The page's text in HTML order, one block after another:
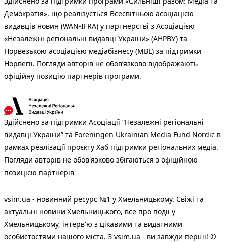
Демократія», що реалізується Всесвітньою асоціацією
видавців новин (WAN-IFRA) у партнерстві з Асоціацією
«Незалежні регіональні видавці України» (АНРВУ) та
Норвезькою асоціацією медіабізнесу (MBL) за підтримки
Норвегії. Погляди авторів не обов’язково відображають
офіційну позицію партнерів програми.
Здійснено за підтримки Асоціації “Незалежні регіональні
видавці України” та Foreningen Ukrainian Media Fund Nordic в
рамках реалізації проєкту Хаб підтримки регіональних медіа.
Погляди авторів не обов'язково збігаються з офіційною
позицією партнерів
vsim.ua - новинний ресурс №1 у Хмельницькому. Свіжі та
актуальні новини Хмельницького, все про події у
Хмельницькому, інтерв'ю з цікавими та видатними
особистостями нашого міста. З vsim.ua - ви завжди перші! ©